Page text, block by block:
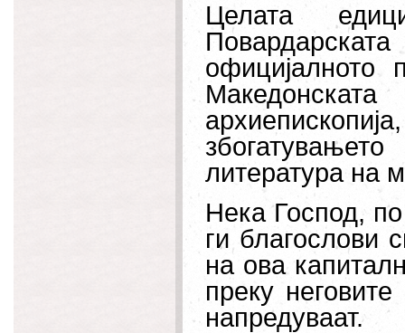
Целата
официјалното
литература на
Нека Господ,
ги благослови
на ова
преку
напредуваат.